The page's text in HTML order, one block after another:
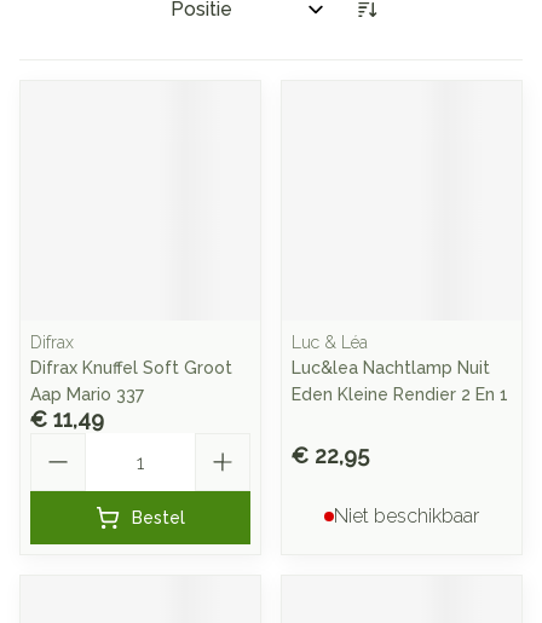
Sorteer op:
Difrax
Difrax Knuffel Soft Groot
Aap Mario 337
€ 11,49
Bestel
Luc & Léa
Luc&lea Nachtlamp Nuit
Eden Kleine Rendier 2 En 1
€ 22,95
Niet beschikbaar